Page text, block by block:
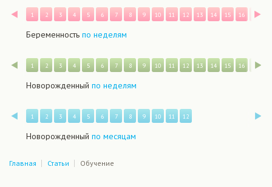
Назад
1 2 3 4 5 6 7 8 9 10 11 12 13 14 15 16 17
Беременность по неделям
Назад
1 2 3 4 5 6 7 8 9 10 11 12 13 14 15 16 17
Новорожденный по неделям
Назад
1 2 3 4 5 6 7 8 9 10 11 12
Новорожденный по месяцам
Главная Статьи Обучение